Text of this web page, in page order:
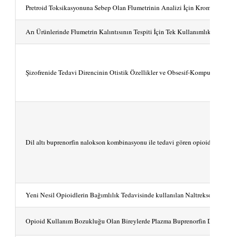
Pretroid Toksikasyonuna Sebep Olan Flumetrinin Analizi İçin
Arı Ürünlerinde Flumetrin Kalıntısının Tespiti İçin Tek Kullanımlık
Şizofrenide Tedavi Direncinin Otistik Özellikler ve Obsesif-Kompulsif
Dil altı buprenorfin nalokson kombinasyonu ile tedavi gören opioid
Yeni Nesil Opioidlerin Bağımlılık Tedavisinde kullanılan
Opioid Kullanım Bozukluğu Olan Bireylerde Plazma Buprenorfin